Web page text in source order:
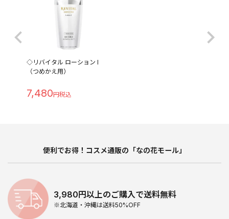
◇リバイタル ローション I
（つめかえ用）
7,480
便利でお得！コスメ通販の「なの花モール」
3,980円以上のご購入で送料無料
※北海道・沖縄は送料50%OFF